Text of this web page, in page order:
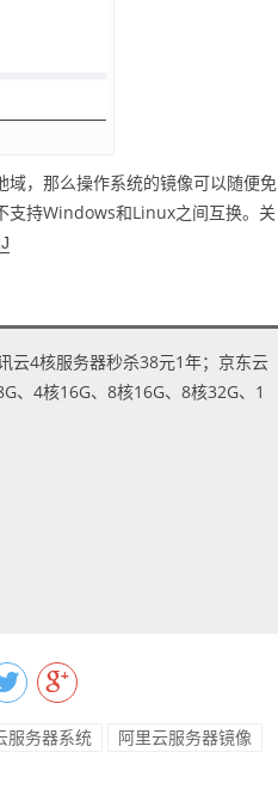
，那么操作系统的镜像可以随便免
支持Windows和Linux之间互换。关
云4核服务器秒杀38元1年；京东云
、4核16G、8核16G、8核32G、1
服务器系统
阿里云服务器镜像